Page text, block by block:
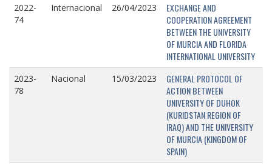
2022-
74
Internacional 26/04/2023
EXCHANGE AND
COOPERATION AGREEMENT
BETWEEN THE UNIVERSITY
OF MURCIA AND FLORIDA
INTERNATIONAL UNIVERSITY
2023-
78
Nacional 15/03/2023
GENERAL PROTOCOL OF
ACTION BETWEEN
UNIVERSITY OF DUHOK
(KURIDSTAN REGION OF
IRAQ) AND THE UNIVERSITY
OF MURCIA (KINGDOM OF
SPAIN)